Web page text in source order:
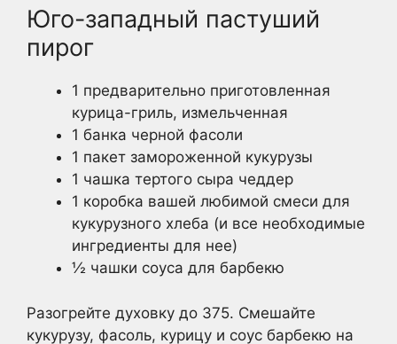
Юго-западный пастуший
пирог
1 предварительно приготовленная
курица-гриль, измельченная
1 банка черной фасоли
1 пакет замороженной кукурузы
1 чашка тертого сыра чеддер
1 коробка вашей любимой смеси для
кукурузного хлеба (и все необходимые
ингредиенты для нее)
½ чашки соуса для барбекю
Разогрейте духовку до 375. Смешайте
кукурузу, фасоль, курицу и соус барбекю на